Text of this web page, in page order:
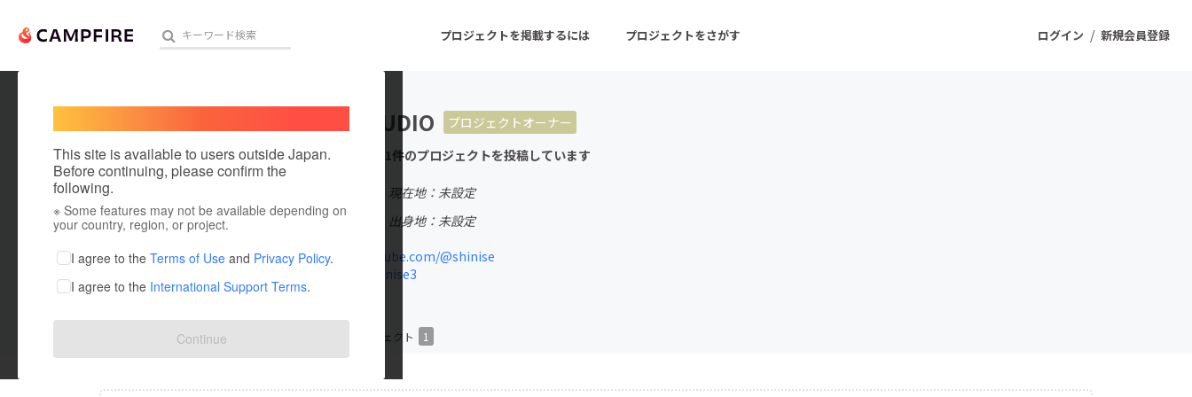
ログイン / 新規会員登録
プロジェクトを掲載するには プロジェクトをさがす
人気のプロジェクト 注目のリターン 注目の新着プロジェクト
アート・写真 音楽
テクノロジー・ガジェット
ゲーム・サービス開発
映像・映画
ビジネス・起業
チャレンジ
まちづくり・地域活性化
This site is available to users outside Japan.
Before continuing, please confirm the
following.
※ Some features may not be available depending on
your country, region, or project.
I agree to the Terms of Use and Privacy Policy.
I agree to the International Support Terms.
Continue
MFC STUDIO
プロジェクトオーナー
これまでに1件のプロジェクトを投稿しています
現在地：未設定
出身国：日本
出身地：未設定
www.youtube.com/@shinise
x.com/Shinise3
プロジェクト プロジェクト 1